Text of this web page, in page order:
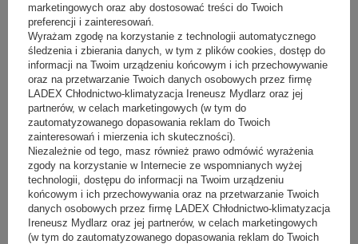
Moje konto
Zarejestruj się
Moje zamówienia
Koszyk
Obserwowane
Historia transakcji
Moje rabaty
Newsletter
Informacje podstawowe
marketingowych oraz aby dostosować treści do Twoich
preferencji i zainteresowań.
Wyrażam zgodę na korzystanie z technologii automatycznego
śledzenia i zbierania danych, w tym z plików cookies, dostęp do
informacji na Twoim urządzeniu końcowym i ich przechowywanie
oraz na przetwarzanie Twoich danych osobowych przez firmę
LADEX Chłodnictwo-klimatyzacja Ireneusz Mydlarz oraz jej
partnerów, w celach marketingowych (w tym do
zautomatyzowanego dopasowania reklam do Twoich
zainteresowań i mierzenia ich skuteczności).
Niezależnie od tego, masz również prawo odmówić wyrażenia
zgody na korzystanie w Internecie ze wspomnianych wyżej
technologii, dostępu do informacji na Twoim urządzeniu
końcowym i ich przechowywania oraz na przetwarzanie Twoich
danych osobowych przez firmę LADEX Chłodnictwo-klimatyzacja
Ireneusz Mydlarz oraz jej partnerów, w celach marketingowych
(w tym do zautomatyzowanego dopasowania reklam do Twoich